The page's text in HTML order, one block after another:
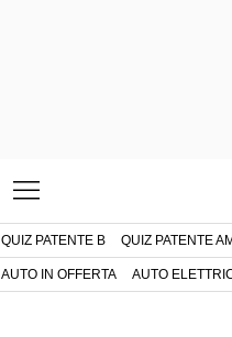
QUIZ PATENTE B QUIZ PATENTE AM
AUTO IN OFFERTA AUTO